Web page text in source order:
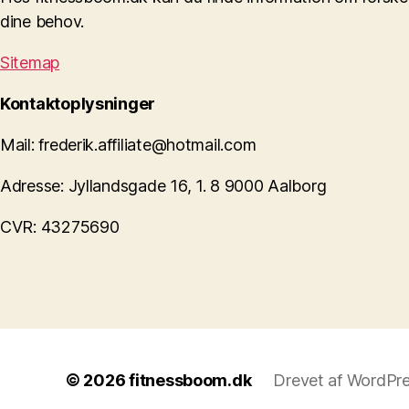
dine behov.
Sitemap
Kontaktoplysninger
Mail: frederik.affiliate@hotmail.com
Adresse: Jyllandsgade 16, 1. 8 9000 Aalborg
CVR: 43275690
© 2026fitnessboom.dk Drevet af